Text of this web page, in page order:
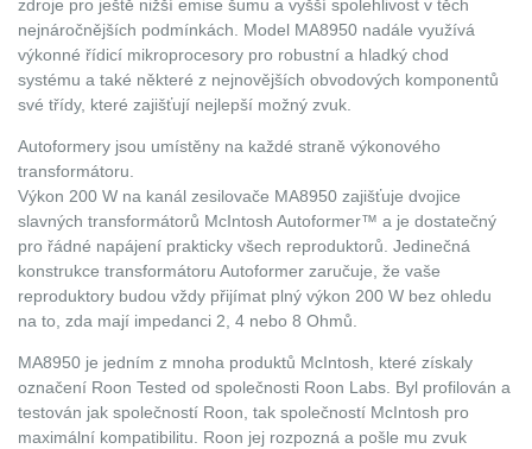
zdroje pro ještě nižší emise šumu a vyšší spolehlivost v těch
nejnáročnějších podmínkách. Model MA8950 nadále využívá
výkonné řídicí mikroprocesory pro robustní a hladký chod
systému a také některé z nejnovějších obvodových komponentů
své třídy, které zajišťují nejlepší možný zvuk.
Autoformery jsou umístěny na každé straně výkonového
transformátoru.
Výkon 200 W na kanál zesilovače MA8950 zajišťuje dvojice
slavných transformátorů McIntosh Autoformer™ a je dostatečný
pro řádné napájení prakticky všech reproduktorů. Jedinečná
konstrukce transformátoru Autoformer zaručuje, že vaše
reproduktory budou vždy přijímat plný výkon 200 W bez ohledu
na to, zda mají impedanci 2, 4 nebo 8 Ohmů.
MA8950 je jedním z mnoha produktů McIntosh, které získaly
označení Roon Tested od společnosti Roon Labs. Byl profilován a
testován jak společností Roon, tak společností McIntosh pro
maximální kompatibilitu. Roon jej rozpozná a pošle mu zvuk